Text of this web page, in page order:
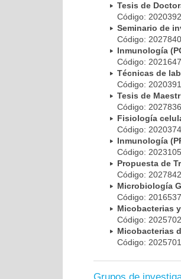
Tesis de
Código:
Seminario de
Código:
Inmunología
Código:
Técnicas de
Código:
Tesis de
Código:
Fisiología
Código:
Inmunología
Código:
Propuesta de
Código:
Microbiología
Código:
Micobacterias
Código:
Micobacterias
Código:
Grupos de